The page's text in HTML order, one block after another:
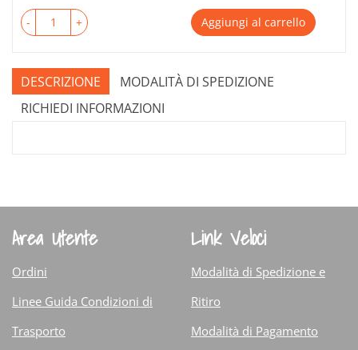
- + Aggiungi al carrello
DESCRIZIONE
MODALITÀ DI SPEDIZIONE
RICHIEDI INFORMAZIONI
Area Utente
Ordini
Linee Guida Condizioni di
Trasporto
Link Veloci
Modalità di Spedizione e
Ritiro
Modalità di Pagamento